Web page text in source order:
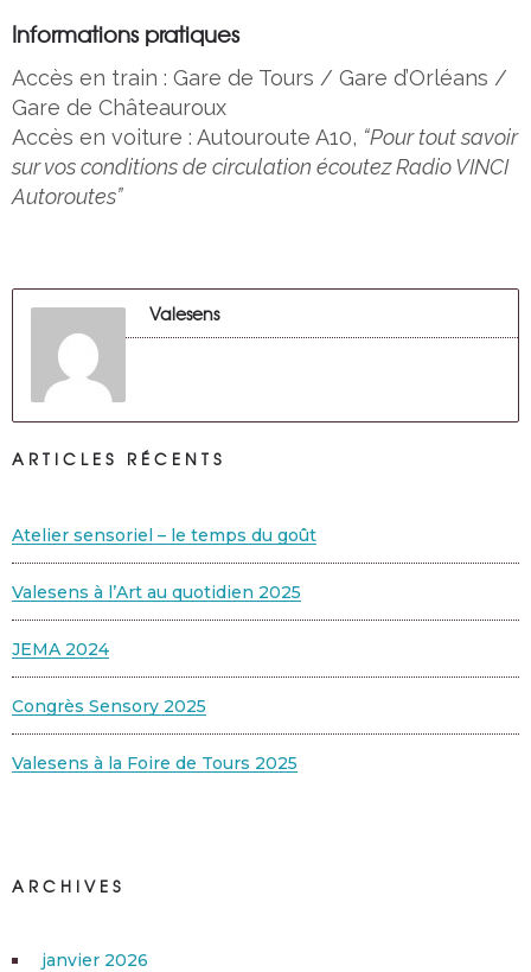
Informations pratiques
Accès en train : Gare de Tours / Gare d’Orléans /
Gare de Châteauroux
Accès en voiture : Autouroute A10, “Pour tout savoir
sur vos conditions de circulation écoutez Radio VINCI
Autoroutes”
Valesens
ARTICLES RÉCENTS
Atelier sensoriel – le temps du goût
Valesens à l’Art au quotidien 2025
JEMA 2024
Congrès Sensory 2025
Valesens à la Foire de Tours 2025
ARCHIVES
janvier 2026